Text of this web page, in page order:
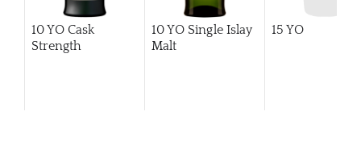
10 YO Cask
Strength
10 YO Single Islay
Malt
15 YO